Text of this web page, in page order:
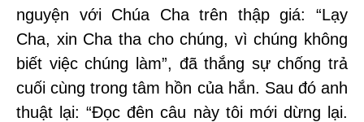
nguyện với Chúa Cha trên thập giá: “Lạy
Cha, xin Cha tha cho chúng, vì chúng không
biết việc chúng làm”, đã thắng sự chống trả
cuối cùng trong tâm hồn của hắn. Sau đó anh
thuật lại: “Đọc đên câu này tôi mới dừng lại.